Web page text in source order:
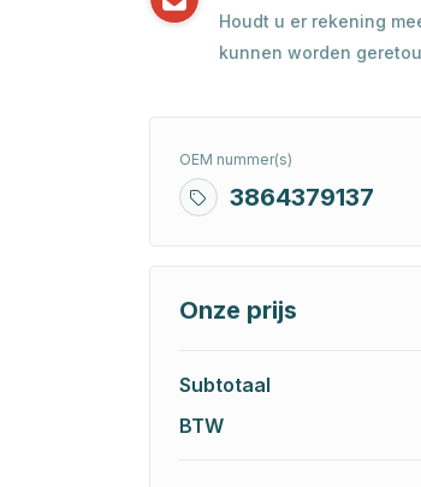
Houdt u er rekening
kunnen worden
OEM nummer(s)
3864379137
Onze prijs
Subtotaal
BTW